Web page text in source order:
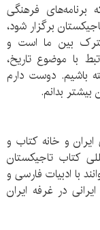
برنامه‌های فرهنگی
برگزار شود،
بین ما است و
با موضوع تاریخ،
باشیم. دوست دارم
بیشتر بدانم.
و خانه کتاب و
کتاب تاجیکستان
با ادبیات فارسی و
در غرفه ایران